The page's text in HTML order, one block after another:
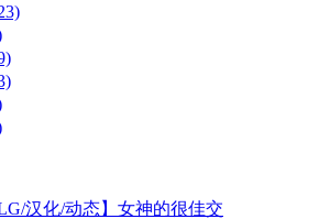
汉化/动态】女神的很佳交